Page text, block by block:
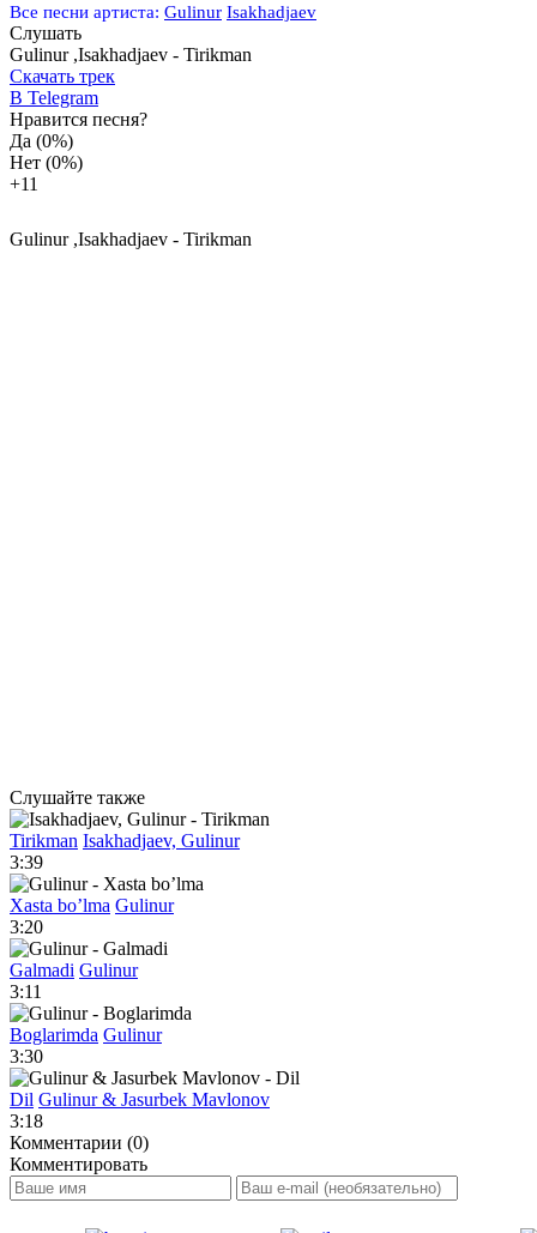
Все песни артиста: Gulinur Isakhadjaev
Слушать
Gulinur ,Isakhadjaev - Tirikman
Скачать трек
В Telegram
Нравится песня?
Да (0%)
Нет (0%)
+11
Gulinur ,Isakhadjaev - Tirikman
Слушайте также
Tirikman Isakhadjaev, Gulinur
3:39
Xasta bo’lma Gulinur
3:20
Galmadi Gulinur
3:11
Boglarimda Gulinur
3:30
Dil Gulinur & Jasurbek Mavlonov
3:18
Комментарии (0)
Комментировать